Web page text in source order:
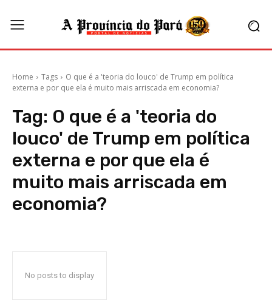
Home Tags
O que é a 'teoria do louco' de Trump em política
externa e por que ela é muito mais arriscada em economia?
Tag: O que é a 'teoria do
louco' de Trump em política
externa e por que ela é
muito mais arriscada em
economia?
No posts to display